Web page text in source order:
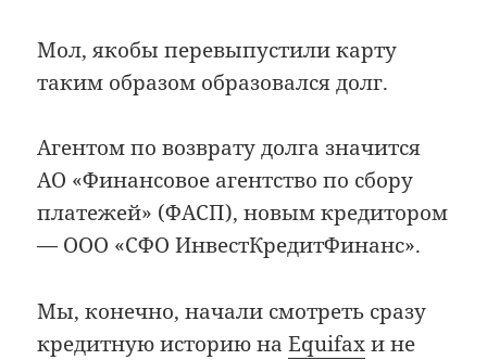
Мол, якобы перевыпустили карту
таким образом образовался долг.
Агентом по возврату долга значится
АО «Финансовое агентство по сбору
платежей» (ФАСП), новым кредитором
— ООО «СФО ИнвестКредитФинанс».
Мы, конечно, начали смотреть сразу
кредитную историю наEquifaxи не